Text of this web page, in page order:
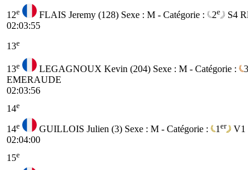
12e FLAIS Jeremy (128) Sexe : M - Catégorie : 2e S4
02:03:55
13e
13e LEGAGNOUX Kevin (204) Sexe : M - Catégorie : 3
EMERAUDE
02:03:56
14e
14e GUILLOIS Julien (3) Sexe : M - Catégorie : 1 er V1
02:04:00
15e